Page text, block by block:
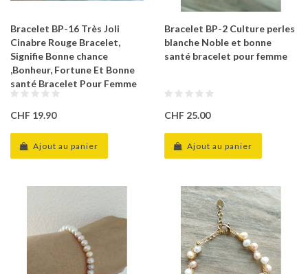
Bracelet BP-16 Très Joli
Cinabre Rouge Bracelet,
Signifie Bonne chance
,Bonheur, Fortune Et Bonne
santé Bracelet Pour Femme
CHF 19.90
Ajout au panier
Bracelet BP-2 Culture perles
blanche Noble et bonne
santé bracelet pour femme
CHF 25.00
Ajout au panier